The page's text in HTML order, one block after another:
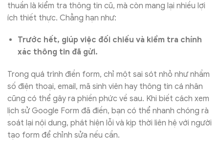
thuần là kiểm tra thông tin cũ, mà còn mang lại nhiều lợi
ích thiết thực. Chẳng hạn như:
Trước hết, giúp việc đối chiếu và kiểm tra chính
xác thông tin đã gửi.
Trong quá trình điền form, chỉ một sai sót nhỏ như nhầm
số điện thoại, email, mã sinh viên hay thông tin cá nhân
cũng có thể gây ra phiền phức về sau. Khi biết cách xem
lịch sử Google Form đã điền, bạn có thể nhanh chóng rà
soát lại nội dung, phát hiện lỗi và kịp thời liên hệ với người
tạo form để chỉnh sửa nếu cần.